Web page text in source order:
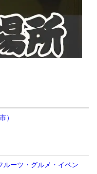
）
ーツ・グルメ・イベン